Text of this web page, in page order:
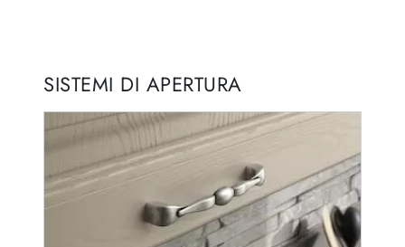
SISTEMI DI APERTURA